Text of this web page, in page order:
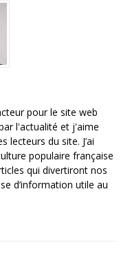
pour le site web
l'actualité et j'aime
lecteurs du site. J’ai
populaire française
qui divertiront nos
d’information utile au